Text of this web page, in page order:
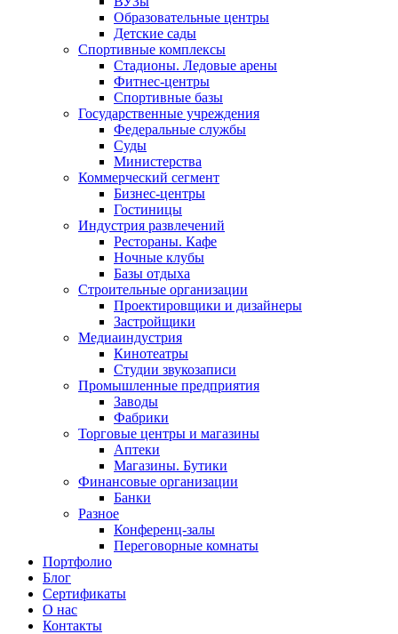
Образовательные центры
Детские сады
Спортивные комплексы
Стадионы. Ледовые арены
Фитнес-центры
Спортивные базы
Государственные учреждения
Федеральные службы
Суды
Министерства
Коммерческий сегмент
Бизнес-центры
Гостиницы
Индустрия развлечений
Рестораны. Кафе
Ночные клубы
Базы отдыха
Строительные организации
Проектировщики и дизайнеры
Застройщики
Медиаиндустрия
Кинотеатры
Студии звукозаписи
Промышленные предприятия
Заводы
Фабрики
Торговые центры и магазины
Аптеки
Магазины. Бутики
Финансовые организации
Банки
Разное
Конференц-залы
Переговорные комнаты
Портфолио
Блог
Сертификаты
О нас
Контакты